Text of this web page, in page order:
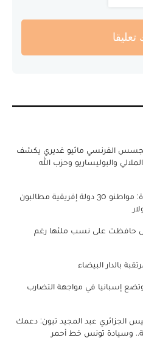
تعليقا
الفرنسي ماثيو غديري يكشف
والبوليساريو وحزب الله
تأشيرة الدخول للولايات المتحدة: مواطنو 30 دولة إفريقية مطالبون
حافظت على نسب ملئها رغم
بالدار البيضاء
إسبانيا في مواجهة التضارب
الجزائري عبد المجيد تبون: دعمك
وسيادة تونس خط أحمر